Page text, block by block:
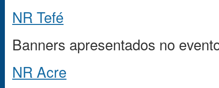
NR Tefé
Banners apresentados no
NR Acre